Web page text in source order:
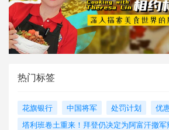
热门标签
花旗银行 中国将军 处罚计划 优
塔利班卷土重来！拜登仍决定为阿富汗撤军